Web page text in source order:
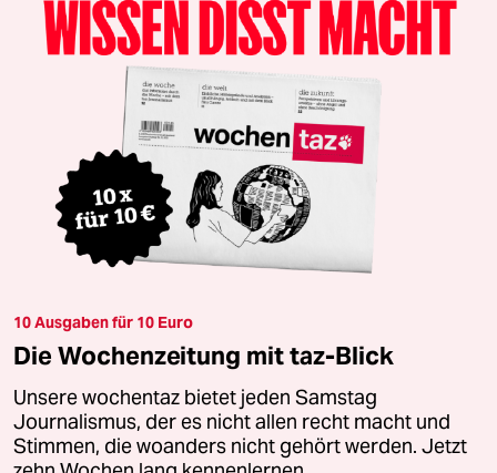
10 Ausgaben für 10 Euro
Die Wochenzeitung mit taz-Blick
Unsere wochentaz bietet jeden Samstag
Journalismus, der es nicht allen recht macht und
Stimmen, die woanders nicht gehört werden. Jetzt